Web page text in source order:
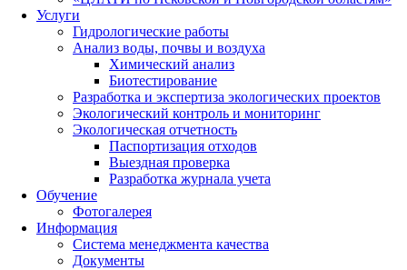
Услуги
Гидрологические работы
Анализ воды, почвы и воздуха
Химический анализ
Биотестирование
Разработка и экспертиза экологических проектов
Экологический контроль и мониторинг
Экологическая отчетность
Паспортизация отходов
Выездная проверка
Разработка журнала учета
Обучение
Фотогалерея
Информация
Система менеджмента качества
Документы